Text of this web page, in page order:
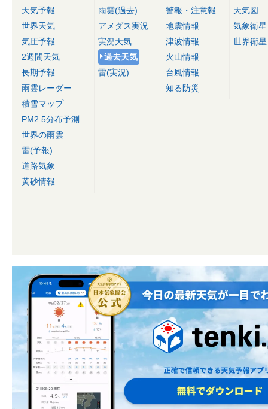
天気予報
世界天気
気圧予報
2週間天気
長期予報
雨雲レーダー
積雪マップ
PM2.5分布予測
世界の雨雲
雷(予報)
道路気象
黄砂情報
雨雲(過去)
アメダス実況
実況天気
過去天気
雷(実況)
警報・注意報
地震情報
津波情報
火山情報
台風情報
知る防災
天気図
気象衛星
世界衛星